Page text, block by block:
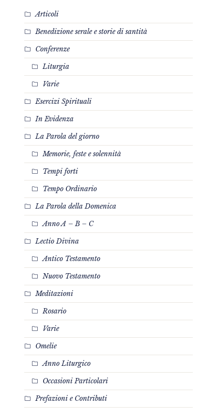
Articoli
Benedizione serale e storie di santità
Conferenze
Liturgia
Varie
Esercizi Spirituali
In Evidenza
La Parola del giorno
Memorie, feste e solennità
Tempi forti
Tempo Ordinario
La Parola della Domenica
Anno A – B – C
Lectio Divina
Antico Testamento
Nuovo Testamento
Meditazioni
Rosario
Varie
Omelie
Anno Liturgico
Occasioni Particolari
Prefazioni e Contributi